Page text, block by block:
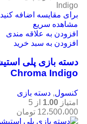
برای مقایسه اضافه کنید
مشاهده سریع
افزودن به علاقه مندی
افزودن به سبد خرید
Chroma Indigo
کنسول, دسته بازی
امتیاز 1.00 از 5
12،500،000 تومان